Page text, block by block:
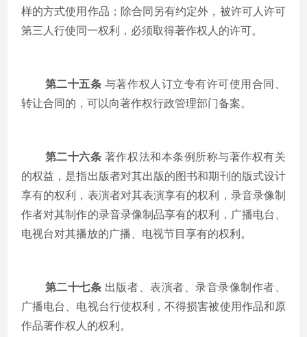
样的方式使用作品；除合同另有约定外，被许可人许可
第三人行使同一权利，必须取得著作权人的许可。
第二十五条 与著作权人订立专有许可使用合同、
转让合同的，可以向著作权行政管理部门备案。
第二十六条 著作权法和本条例所称与著作权有关
的权益，是指出版者对其出版的图书和期刊的版式设计
享有的权利，表演者对其表演享有的权利，录音录像制
作者对其制作的录音录像制品享有的权利，广播电台、
电视台对其播放的广播、电视节目享有的权利。
第二十七条 出版者、表演者、录音录像制作者、
广播电台、电视台行使权利，不得损害被使用作品和原
作品著作权人的权利。